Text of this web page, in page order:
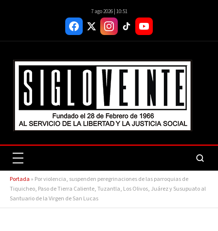
7 ago 2026 | 10:51
Portada » Por violencia, suspenden peregrinaciones de las parroquias de
Tiquicheo, Paso de Tierra Caliente, Tuzantla, Los Olivos, Juárez y Susupuato al
Santuario de la Virgen de San Lucas